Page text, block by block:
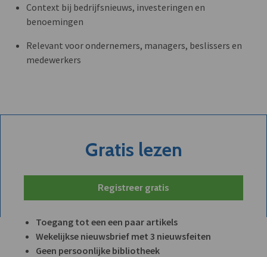
Context bij bedrijfsnieuws, investeringen en
benoemingen
Relevant voor ondernemers, managers, beslissers en
medewerkers
Gratis lezen
Registreer gratis
Toegang tot een een paar artikels
Wekelijkse nieuwsbrief met 3 nieuwsfeiten
Geen persoonlijke bibliotheek